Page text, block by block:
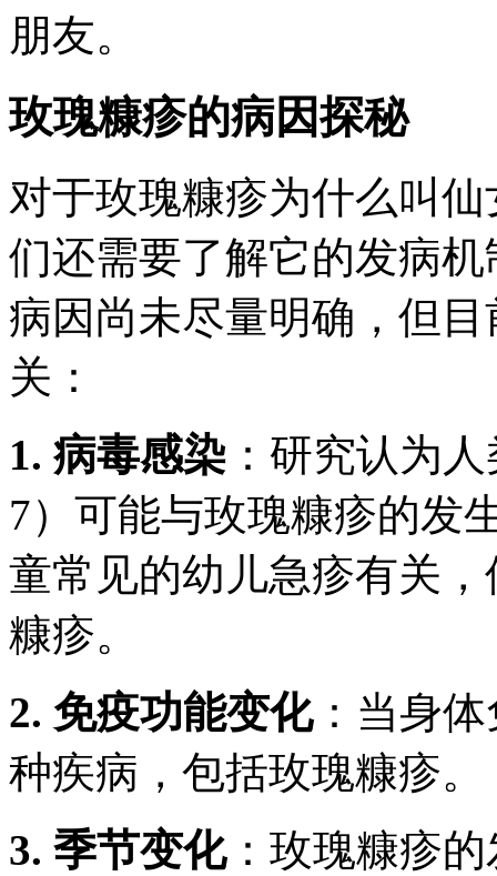
朋友。
玫瑰糠疹的病因探秘
对于玫瑰糠疹为什么叫仙
们还需要了解它的发病
病因尚未尽量明确，但
关：
1. 病毒感染 ：研究认为
7）可能与玫瑰糠疹的发
童常见的幼儿急疹有关
糠疹。
2. 免疫功能变化：当身
种疾病，包括玫瑰糠疹。
3. 季节变化：玫瑰糠疹